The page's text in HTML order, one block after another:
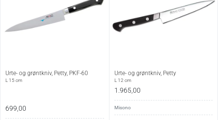
Urte- og grøntkniv, Petty, PKF-60
L 15 cm
699,00
Urte- og grøntkniv, Petty
L 12 cm
1.965,00
Misono